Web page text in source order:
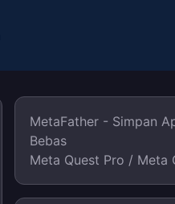
MetaFather - Simpan
Bebas
Meta Quest Pro / Meta